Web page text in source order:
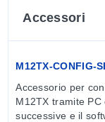
Temperatura:-
plastica)
EMC:Conforme
Grado di
Accessori
M12TX-CONFIG-
Accessorio per
M12TX tramite
successive e il